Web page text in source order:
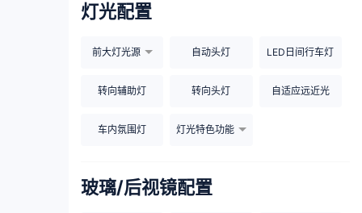
灯光配置
前大灯光源 自动头灯 LED日间行车灯
转向辅助灯 转向头灯 自适应远近光
车内氛围灯 灯光特色功能
玻璃/后视镜配置